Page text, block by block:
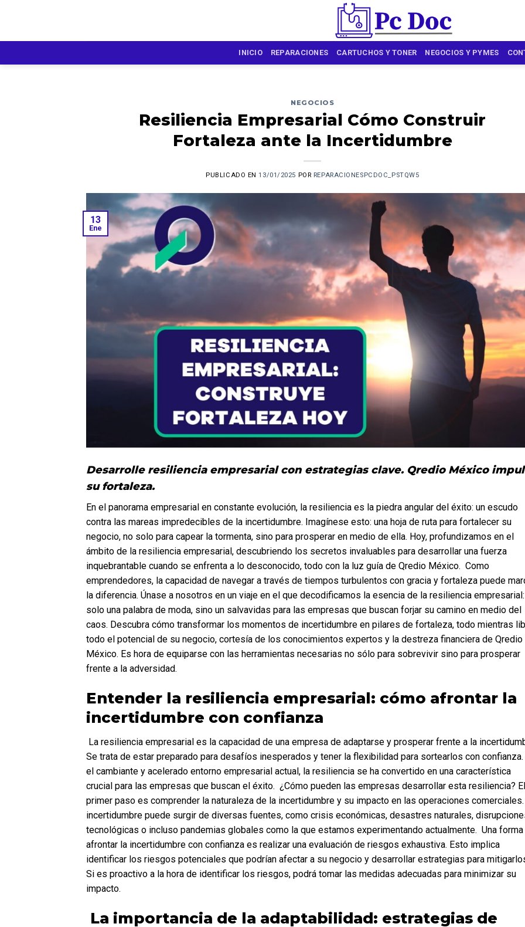
INICIO REPARACIONES CARTUCHOS Y TONER NEGOCIOS Y PYMES
NEGOCIOS
Resiliencia Empresarial Cómo Construir
Fortaleza ante la Incertidumbre
PUBLICADO EN13/01/2025 POR REPARACIONESPCDOC_PSTQW5
13
Ene
Desarrolle resiliencia empresarial con estrategias clave. Qredio México
su fortaleza.
En el panorama empresarial en constante evolución, la resiliencia es la piedra angular del éxito: un escudo
contra las mareas impredecibles de la incertidumbre. Imagínese esto: una hoja de ruta para fortalecer su
negocio, no solo para capear la tormenta, sino para prosperar en medio de ella. Hoy, profundizamos en el
ámbito de la resiliencia empresarial, descubriendo los secretos invaluables para desarrollar una fuerza
inquebrantable cuando se enfrenta a lo desconocido, todo con la luz guía de Qredio México.  Como
emprendedores, la capacidad de navegar a través de tiempos turbulentos con gracia y fortaleza puede
la diferencia. Únase a nosotros en un viaje en el que decodificamos la esencia de la resiliencia
solo una palabra de moda, sino un salvavidas para las empresas que buscan forjar su camino en medio del
caos. Descubra cómo transformar los momentos de incertidumbre en pilares de fortaleza, todo mientras
todo el potencial de su negocio, cortesía de los conocimientos expertos y la destreza financiera de Qredio
México. Es hora de equiparse con las herramientas necesarias no sólo para sobrevivir sino para prosperar
frente a la adversidad.
Entender la resiliencia empresarial: cómo afrontar la
incertidumbre con confianza
Se trata de estar preparado para desafíos inesperados y tener la flexibilidad para sortearlos con confianza.
el cambiante y acelerado entorno empresarial actual, la resiliencia se ha convertido en una característica
crucial para las empresas que buscan el éxito.  ¿Cómo pueden las empresas desarrollar esta resiliencia? El
primer paso es comprender la naturaleza de la incertidumbre y su impacto en las operaciones
incertidumbre puede surgir de diversas fuentes, como crisis económicas, desastres naturales,
tecnológicas o incluso pandemias globales como la que estamos experimentando actualmente.  Una
afrontar la incertidumbre con confianza es realizar una evaluación de riesgos exhaustiva. Esto implica
identificar los riesgos potenciales que podrían afectar a su negocio y desarrollar estrategias para
Si es proactivo a la hora de identificar los riesgos, podrá tomar las medidas adecuadas para minimizar su
impacto.